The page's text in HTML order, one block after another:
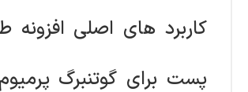
کاربرد های اصلی